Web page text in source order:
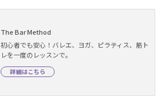
The Bar Method
初心者でも安心！バレエ、ヨガ、ピラティス、筋ト
レを一度のレッスンで。
詳細はこちら